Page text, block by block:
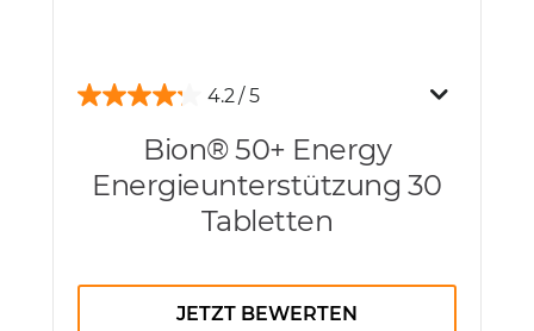
4.2
Bion® 50+ Energy
Energieunterstützung 30
Tabletten
JETZT BEWERTEN